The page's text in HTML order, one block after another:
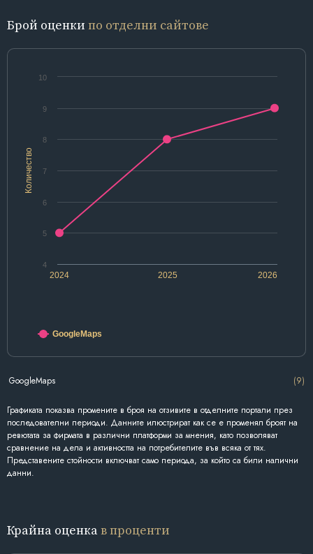
Брой оценки по отделни сайтове
Количество
2024 2025 2026
4
5
6
7
8
9
10
GoogleMaps
GoogleMaps (9)
Графиката показва промените в броя на отзивите в отделните портали през
последователни периоди. Данните илюстрират как се е променял броят на
ревютата за фирмата в различни платформи за мнения, като позволяват
сравнение на дела и активността на потребителите във всяка от тях.
Представените стойности включват само периода, за който са били налични
данни.
Крайна оценкав проценти